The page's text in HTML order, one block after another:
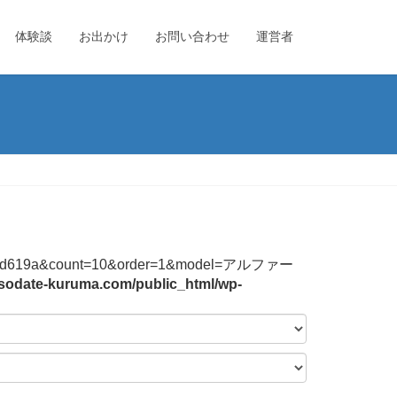
体験談 お出かけ お問い合わせ 運営者
アルファー
kuruma.com/public_html/wp-